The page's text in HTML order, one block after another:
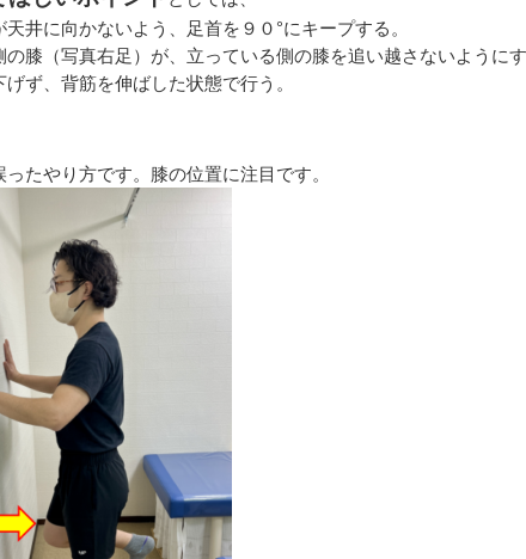
天井に向かないよう、足首を９０°にキープする。
の膝（写真右足）が、立っている側の膝を追い越さないようにす
げず、背筋を伸ばした状態で行う。
ったやり方です。膝の位置に注目です。